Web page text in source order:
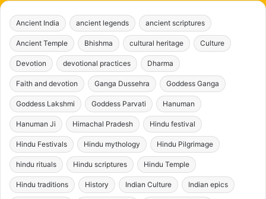
Ancient India ancient legends ancient scriptures
Ancient Temple Bhishma cultural heritage Culture
Devotion devotional practices Dharma
Faith and devotion Ganga Dussehra Goddess Ganga
Goddess Lakshmi Goddess Parvati Hanuman
Hanuman Ji Himachal Pradesh Hindu festival
Hindu Festivals Hindu mythology Hindu Pilgrimage
hindu rituals Hindu scriptures Hindu Temple
Hindu traditions History Indian Culture Indian epics